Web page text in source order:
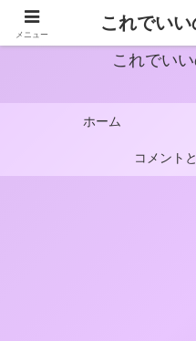
これでい
ホーム
コメント
メニュー
これでい